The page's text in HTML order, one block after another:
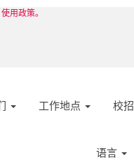
用政策。
工作地点 校招
语言